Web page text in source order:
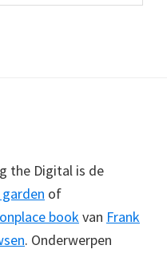
the Digital is de
of
bookvan Frank
. Onderwerpen